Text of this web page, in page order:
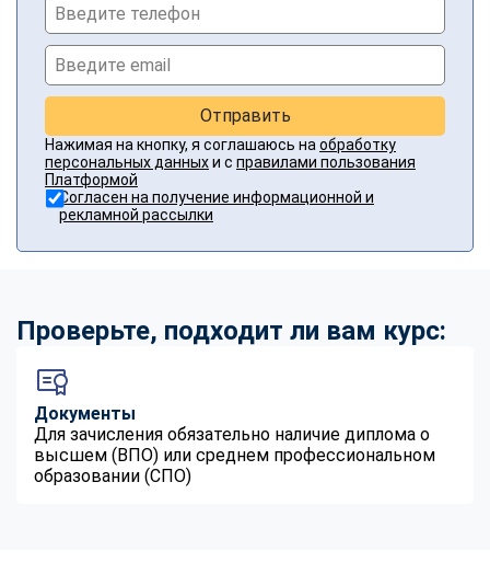
Отправить
Нажимая на кнопку, я соглашаюсь на обработку
персональных данныхи с правилами пользования
Платформой
Согласен на получение информационной и
рекламной рассылки
Проверьте, подходит ли вам курс:
Документы
Для зачисления обязательно наличие диплома о
высшем (ВПО) или среднем профессиональном
образовании (СПО)